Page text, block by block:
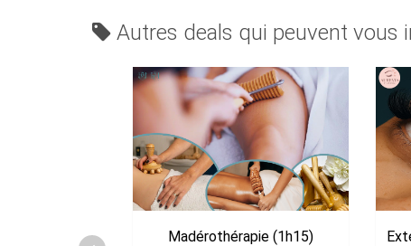
Autres deals qui peuvent vous
Madérothérapie (1h15)